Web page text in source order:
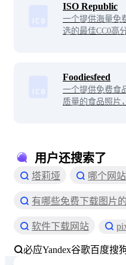
ISO Republic
一个提供海量免
选的最佳CC0高
Foodiesfeed
一个提供免费食
质量的食品照片
照片与其他用户
用户还搜索了
塔莉垭 哪个网
有哪些免费下载图片
软件下载网站
必应Yandex谷歌百度搜